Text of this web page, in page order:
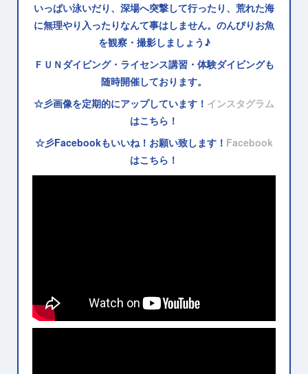
いっぱい泳いだり、深場へ突撃して行ったり、荒れた海
に無理やり入ったりなんて事はしません。のんびりお魚
を観察・撮影しましょう♪
ＦＵＮダイビング・ライセンス講習・体験ダイビングも
随時開催しております。
☆彡画像を定期的にアップしています！ インスタグラム
はこちら！
☆彡Facebookもいいね！お願い致します！ Facebook
はこちら！